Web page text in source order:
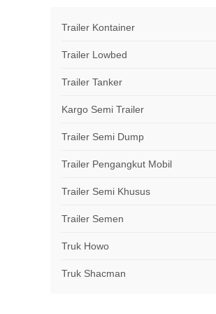
Trailer Kontainer
Trailer Lowbed
Trailer Tanker
Kargo Semi Trailer
Trailer Semi Dump
Trailer Pengangkut Mobil
Trailer Semi Khusus
Trailer Semen
Truk Howo
Truk Shacman